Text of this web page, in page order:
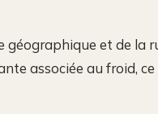
géographique et de la
associée au froid,